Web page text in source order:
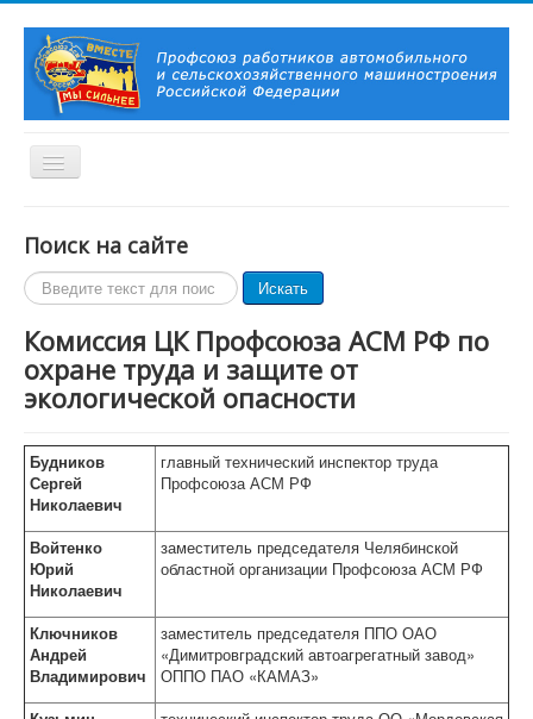
Включить/
выключить
Главная
Постоянные комиссии ЦК Профсоюза
Комиссия ЦК Профсоюза АСМ РФ по охране труда и защите
от экологической опасности
Главная
О Профсоюзе
История Профсоюза
Председатель Профсоюза, заместители Председателя
Контакты
Символика Профсоюза
Новости и события
Профсоюзное ТВ
Актуально!
Фотогалерея
Видеоматериалы
Все для Победы
Направления работы
Охрана труда
Социально-трудовые отношения
Отраслевое соглашение по машиностроительному
комплексу РФ
Поиск на сайте
Поиск
по
Искать
Комиссия ЦК Профсоюза АСМ РФ по
охране труда и защите от
экологической опасности
Будников
Сергей
Николаевич
главный технический инспектор труда
Профсоюза АСМ РФ
Войтенко
Юрий
Николаевич
заместитель председателя Челябинской
областной организации Профсоюза АСМ РФ
Ключников
Андрей
Владимирович
заместитель председателя ППО ОАО
«Димитровградский автоагрегатный завод»
ОППО ПАО «КАМАЗ»